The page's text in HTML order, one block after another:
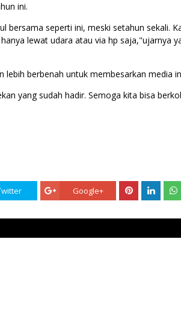
ini.
bersama seperti ini, meski setahun sekali.
lewat udara atau via hp saja,"ujarnya
lebih berbenah untuk membesarkan media
yang sudah hadir. Semoga kita bisa
Google+